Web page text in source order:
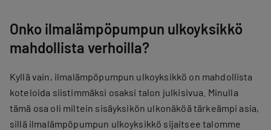
Onko ilmalämpöpumpun ulkoyksikkö
mahdollista verhoilla?
Kyllä vain, ilmalämpöpumpun ulkoyksikkö on mahdollista
koteloida siistimmäksi osaksi talon julkisivua. Minulla
tämä osa oli miltein sisäyksikön ulkonäköä tärkeämpi asia,
sillä ilmalämpöpumpun ulkoyksikkö sijaitsee talomme